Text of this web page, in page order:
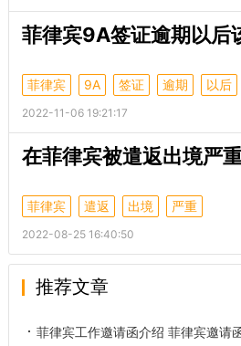
菲律宾9A签证逾期以后
菲律宾 9A 签证 逾期 以后
2022-11-06 19:21:17
在菲律宾被遣返出境严
菲律宾 遣返 出境 严重
2022-08-25 16:40:50
推荐文章
菲律宾工作邀请函介绍 菲律宾邀请